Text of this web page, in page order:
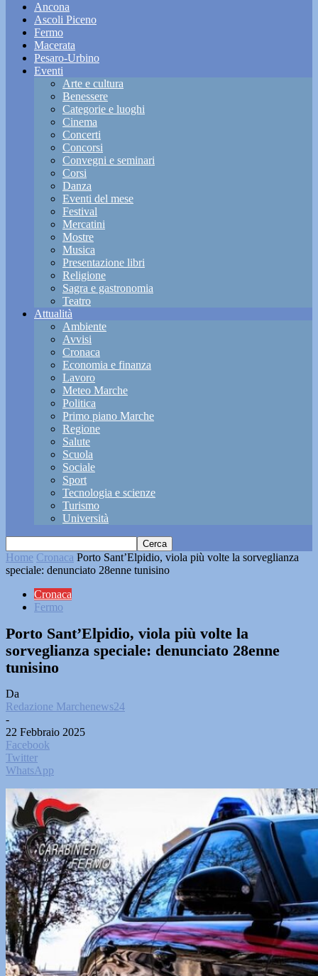
Ancona
Ascoli Piceno
Fermo
Macerata
Pesaro-Urbino
Eventi
Arte e cultura
Benessere
Categorie e luoghi
Cinema
Concerti
Concorsi
Convegni e seminari
Corsi
Danza
Eventi del mese
Festival
Mercatini
Mostre
Musica
Presentazione libri
Religione
Sagra e gastronomia
Teatro
Attualità
Ambiente
Avvisi
Cronaca
Economia e finanza
Lavoro
Meteo Marche
Politica
Primo piano Marche
Regione
Salute
Scuola
Sociale
Sport
Tecnologia e scienze
Turismo
Università
Home Cronaca Porto Sant’Elpidio, viola più volte la sorveglianza
speciale: denunciato 28enne tunisino
Cronaca
Fermo
Porto Sant’Elpidio, viola più volte la
sorveglianza speciale: denunciato 28enne
tunisino
Da
Redazione Marchenews24
-
22 Febbraio 2025
Facebook
Twitter
WhatsApp